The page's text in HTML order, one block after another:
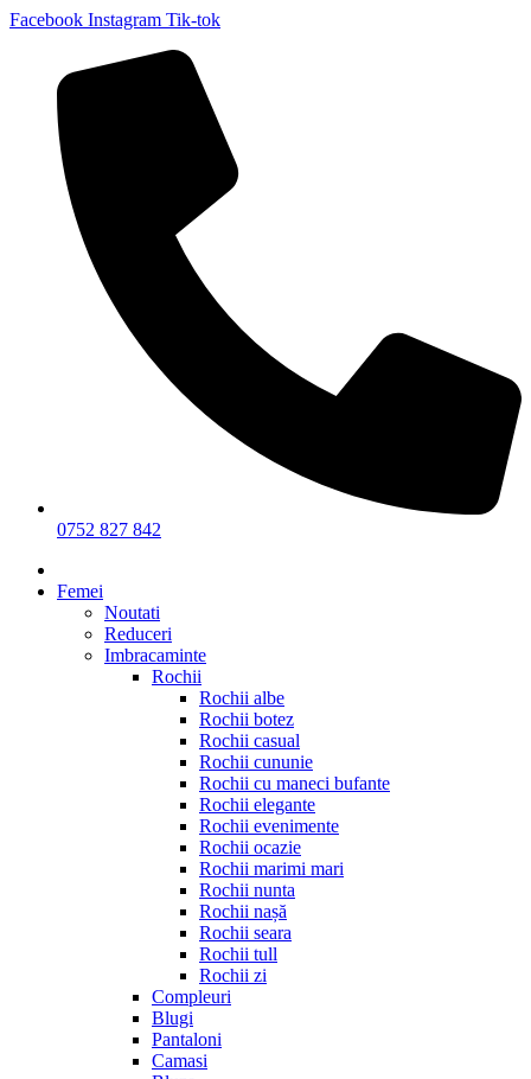
Facebook Instagram Tik-tok
0752 827 842
Femei
Noutati
Reduceri
Imbracaminte
Rochii
Rochii albe
Rochii botez
Rochii casual
Rochii cununie
Rochii cu maneci bufante
Rochii elegante
Rochii evenimente
Rochii ocazie
Rochii marimi mari
Rochii nunta
Rochii nașă
Rochii seara
Rochii tull
Rochii zi
Compleuri
Blugi
Pantaloni
Camasi